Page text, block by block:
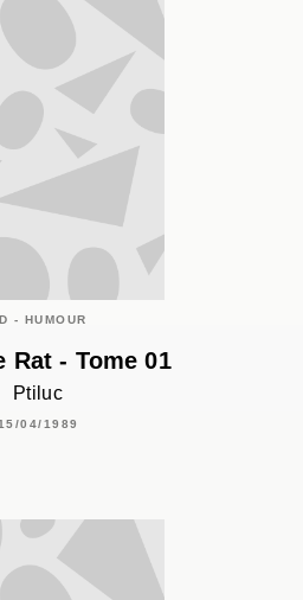
- HUMOUR
Rat - Tome 01
Ptiluc
04/1989